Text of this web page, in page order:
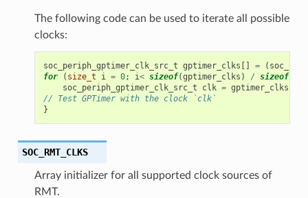
The following code can be used to iterate all possible
clocks:
soc_periph_gptimer_clk_src_t gptimer_clks [] = (
for
( size_t i = 0; i< sizeof(gptimer_clks ) / sizeof(
soc_periph_gptimer_clk_src_t
clk = gptimer_clks
// Test GPTimer with the clock `clk`
}
SOC_RMT_CLKS
Array initializer for all supported clock sources of
RMT.